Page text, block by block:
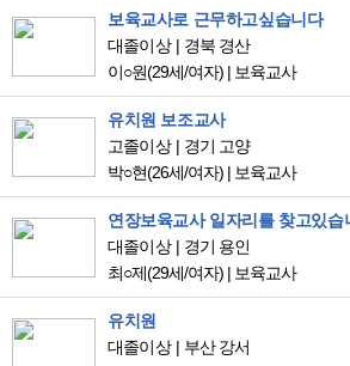
보육교사로 근무하고싶습니다
대졸이상
경북 경산
이○원(29세/여자) | 보육교사
유치원 보조교사
고졸이상
경기 고양
박○현(26세/여자) | 보육교사
연장보육교사 일자리를 찾고있습
대졸이상
경기 용인
최○제(29세/여자) | 보육교사
유치원
대졸이상
부산 강서